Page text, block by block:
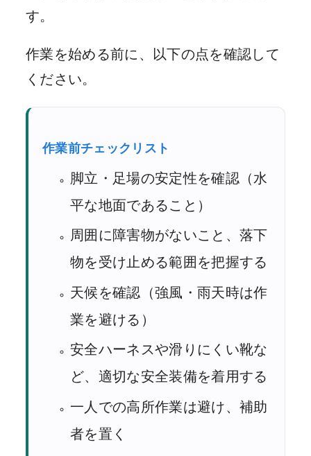
す。
作業を始める前に、以下の点を確認して
ください。
作業前チェックリスト
脚立・足場の安定性を確認（水
平な地面であること）
周囲に障害物がないこと、落下
物を受け止める範囲を把握する
天候を確認（強風・雨天時は作
業を避ける）
安全ハーネスや滑りにくい靴な
ど、適切な安全装備を着用する
一人での高所作業は避け、補助
者を置く